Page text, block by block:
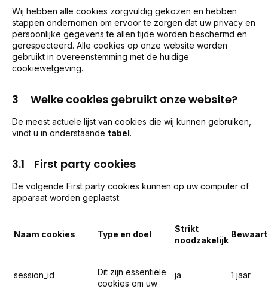
Wij hebben alle cookies zorgvuldig gekozen en hebben
stappen ondernomen om ervoor te zorgen dat uw privacy en
persoonlijke gegevens te allen tijde worden beschermd en
gerespecteerd. Alle cookies op onze website worden
gebruikt in overeenstemming met de huidige
cookiewetgeving.
3 Welke cookies gebruikt onze website?
De meest actuele lijst van cookies die wij kunnen gebruiken,
vindt u in onderstaande tabel.
3.1 First party cookies
De volgende First party cookies kunnen op uw computer of
apparaat worden geplaatst:
Naam cookies Type en doel
Strikt
noodzakelijk
session_id
Dit zijn essentiële
cookies om uw
ja 1 jaar